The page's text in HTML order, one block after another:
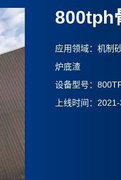
800tph
应用领域：机制
炉底渣
设备型号：
上线时间：